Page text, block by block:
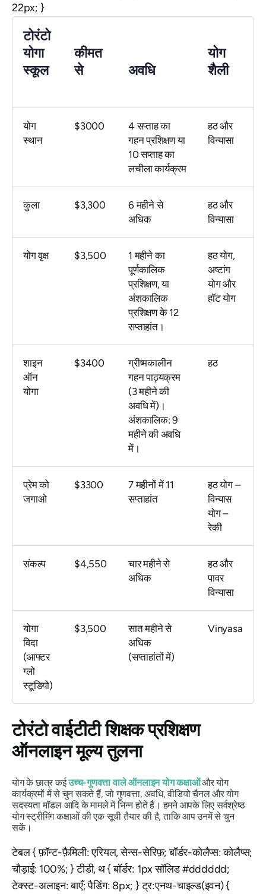
22px; }
टोरंटो
योगा
स्कूल
कीमत
से
अवधि
योग
शैली
योग
स्थान
$3000
4 सप्ताह का
गहन प्रशिक्षण या
10 सप्ताह का
लचीला कार्यक्रम
हठ और
विन्यासा
कुला $3,300
6 महीने से
अधिक
हठ और
विन्यासा
योग वृक्ष $3,500
1 महीने का
पूर्णकालिक
प्रशिक्षण, या
अंशकालिक
प्रशिक्षण के 12
सप्ताहांत।
हठ योग,
अष्टांग
योग और
हॉट योग
शाइन
ऑन
योगा
$3400
ग्रीष्मकालीन
गहन पाठ्यक्रम
(3 महीने की
अवधि में)।
अंशकालिक: 9
महीने की अवधि
में।
हठ
प्रेम को
जगाओ
$3300
7 महीनों में 11
सप्ताहांत
हठ योग –
विन्यास
योग –
रेकी
संकल्प $4,550
चार महीने से
अधिक
हठ और
पावर
विन्यासा
योगा
विदा
(आफ्टर
ग्लो
स्टूडियो)
$3,500
सात महीने से
अधिक
(सप्ताहांतों में)
Vinyasa
टोरंटो वाईटीटी शिक्षक प्रशिक्षण
ऑनलाइन मूल्य तुलना
योग के छात्र कईउच्च-गुणवत्ता वाले ऑनलाइन योग कक्षाओंऔर योग
कार्यक्रमों में से चुन सकते हैं, जो गुणवत्ता, अवधि, वीडियो चैनल और योग
सदस्यता मॉडल आदि के मामले में भिन्न होते हैं। हमने आपके लिए सर्वश्रेष्ठ
योग स्ट्रीमिंग कक्षाओं की एक सूची तैयार की है, ताकि आप उनमें से चुन
सकें।
टेबल { फ़ॉन्ट-फ़ैमिली: एरियल, सेन्स-सेरिफ़; बॉर्डर-कोलैप्स: कोलैप्स;
चौड़ाई: 100%; } टीडी, थ { बॉर्डर: 1px सॉलिड #dddddd;
टेक्स्ट-अलाइन: बाएँ; पैडिंग: 8px; } ट्र:एनथ-चाइल्ड(इवन) {